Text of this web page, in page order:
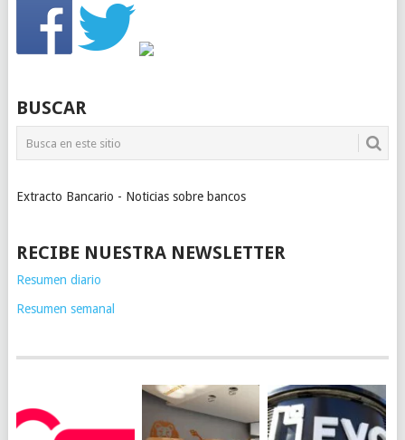
BUSCAR
Extracto Bancario - Noticias sobre bancos
RECIBE NUESTRA NEWSLETTER
Resumen diario
Resumen semanal